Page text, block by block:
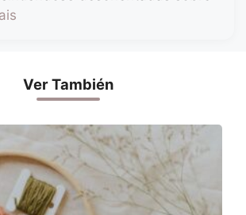
Ver También